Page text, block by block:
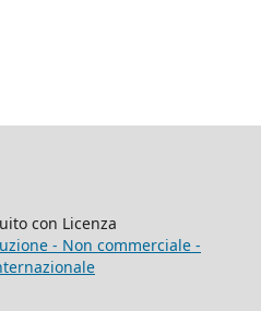
con Licenza
- Non commerciale -